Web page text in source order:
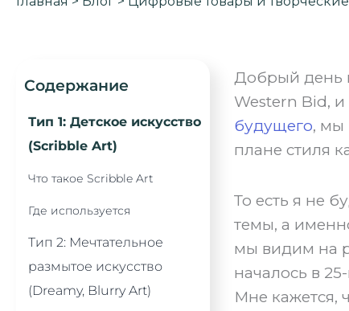
Содержание
Тип 1: Детское искусство
(Scribble Art)
Что такое Scribble Art
Где используется
Тип 2: Мечтательное
размытое искусство
(Dreamy, Blurry Art)
Добрый день
Western Bid, и
будущего, мы
плане стиля
То есть я не
темы, а
мы видим на
началось в
Мне кажется,